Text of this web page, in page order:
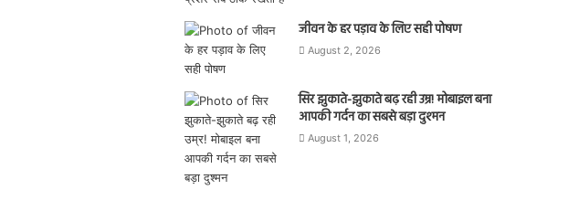
जीवन के हर पड़ाव के लिए सही पोषण
August 2, 2026
सिर झुकाते-झुकाते बढ़ रही उम्र! मोबाइल बना
आपकी गर्दन का सबसे बड़ा दुश्मन
August 1, 2026